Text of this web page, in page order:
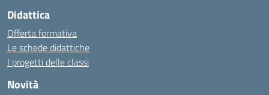
Didattica
Offerta formativa
Le schede didattiche
I progetti delle classi
Novità